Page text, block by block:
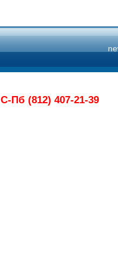
С-Пб (812) 407-21-39